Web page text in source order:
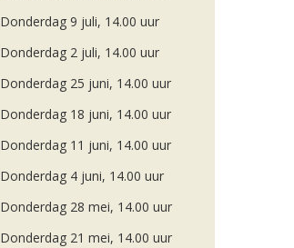
Donderdag 9 juli, 14.00 uur
Donderdag 2 juli, 14.00 uur
Donderdag 25 juni, 14.00 uur
Donderdag 18 juni, 14.00 uur
Donderdag 11 juni, 14.00 uur
Donderdag 4 juni, 14.00 uur
Donderdag 28 mei, 14.00 uur
Donderdag 21 mei, 14.00 uur